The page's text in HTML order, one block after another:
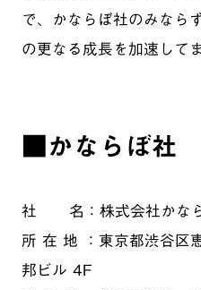
で、かならぼ社のみなら
の更なる成長を加速して
■かならぼ社
社 名：株式会社かな
所 在 地 ：東京都渋谷区
邦ビル 4F